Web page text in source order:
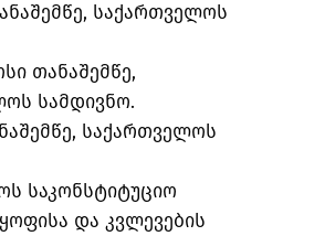
საქართველოს
თანაშემწე,
სამდივნო.
საქართველოს
საკონსტიტუციო
და კვლევების